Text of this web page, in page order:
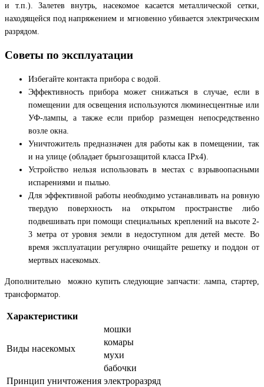
и т.п.). Залетев внутрь, насекомое касается металлической сетки,
находящейся под напряжением и мгновенно убивается электрическим
разрядом.
Советы по эксплуатации
Избегайте контакта прибора с водой.
Эффективность прибора может снижаться в случае, если в
помещении для освещения используются люминесцентные или
УФ-лампы, а также если прибор размещен непосредственно
возле окна.
Уничтожитель предназначен для работы как в помещении, так
и на улице (обладает брызгозащитой класса IPх4).
Устройство нельзя использовать в местах с взрывоопасными
испарениями и пылью.
Для эффективной работы необходимо устанавливать на ровную
твердую поверхность на открытом пространстве либо
подвешивать при помощи специальных креплений на высоте 2-
3 метра от уровня земли в недоступном для детей месте. Во
время эксплуатации регулярно очищайте решетку и поддон от
мертвых насекомых.
Дополнительно можно купить следующие запчасти: лампа, стартер,
трансформатор.
Характеристики
Виды насекомых
мошки
комары
мухи
бабочки
Принцип уничтожения электроразряд